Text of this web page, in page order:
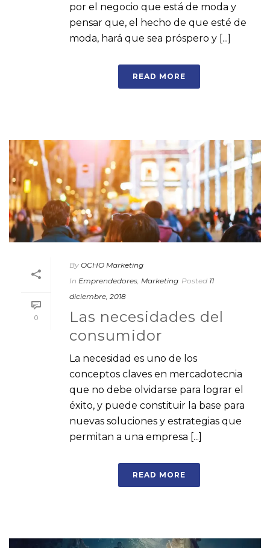
por el negocio que está de moda y
pensar que, el hecho de que esté de
moda, hará que sea próspero y [...]
READ MORE
0
By OCHO Marketing
In Emprendedores Marketing Posted 11
diciembre, 2018
Las necesidades del
consumidor
La necesidad es uno de los
conceptos claves en mercadotecnia
que no debe olvidarse para lograr el
éxito, y puede constituir la base para
nuevas soluciones y estrategias que
permitan a una empresa [...]
READ MORE